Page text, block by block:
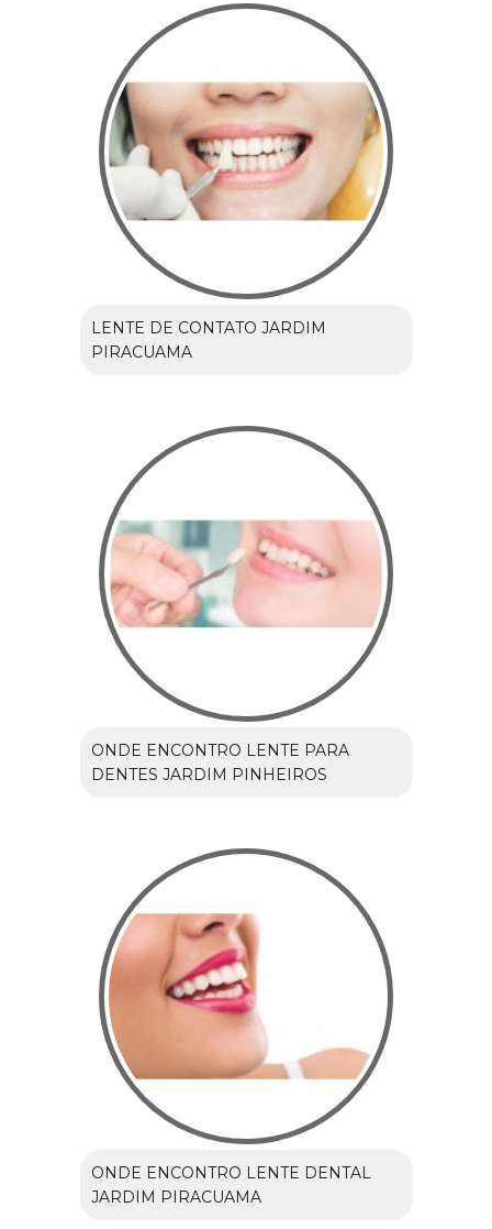
LENTE DE CONTATO JARDIM
PIRACUAMA
ONDE ENCONTRO LENTE PARA
DENTES JARDIM PINHEIROS
ONDE ENCONTRO LENTE DENTAL
JARDIM PIRACUAMA